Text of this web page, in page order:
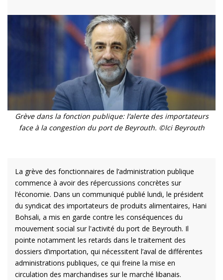
Grève dans la fonction publique: l’alerte des importateurs
face à la congestion du port de Beyrouth. ©Ici Beyrouth
La grève des fonctionnaires de l’administration publique
commence à avoir des répercussions concrètes sur
l’économie. Dans un communiqué publié lundi, le président
du syndicat des importateurs de produits alimentaires, Hani
Bohsali, a mis en garde contre les conséquences du
mouvement social sur l'activité du port de Beyrouth. Il
pointe notamment les retards dans le traitement des
dossiers d’importation, qui nécessitent l’aval de différentes
administrations publiques, ce qui freine la mise en
circulation des marchandises sur le marché libanais.